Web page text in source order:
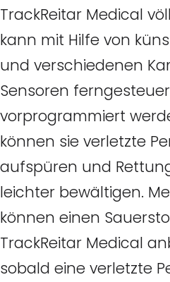
TrackReitar Medical
kann mit Hilfe von
und verschiedenen
Sensoren
vorprogrammiert
können sie verletzte
aufspüren und
leichter bewältigen.
können einen
TrackReitar Medical
sobald eine verletzte